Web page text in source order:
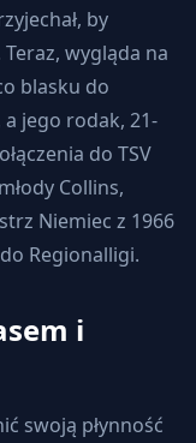
by
wygląda na
blasku do
jego rodak, 21-
do TSV
Collins,
Niemiec z 1966
Regionalligi.
i
swoją płynność